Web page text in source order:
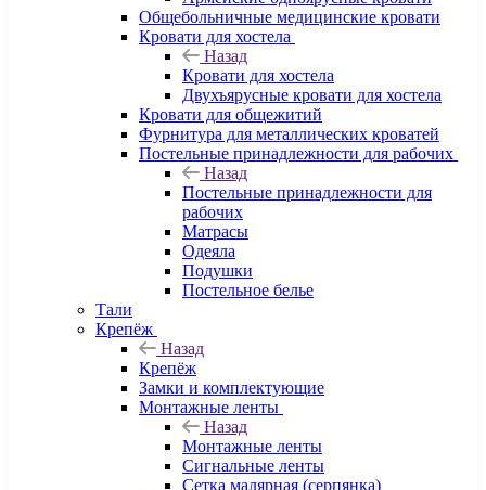
Общебольничные медицинские кровати
Кровати для хостела
Назад
Кровати для хостела
Двухъярусные кровати для хостела
Кровати для общежитий
Фурнитура для металлических кроватей
Постельные принадлежности для рабочих
Назад
Постельные принадлежности для
рабочих
Матрасы
Одеяла
Подушки
Постельное белье
Тали
Крепёж
Назад
Крепёж
Замки и комплектующие
Монтажные ленты
Назад
Монтажные ленты
Сигнальные ленты
Сетка малярная (серпянка)